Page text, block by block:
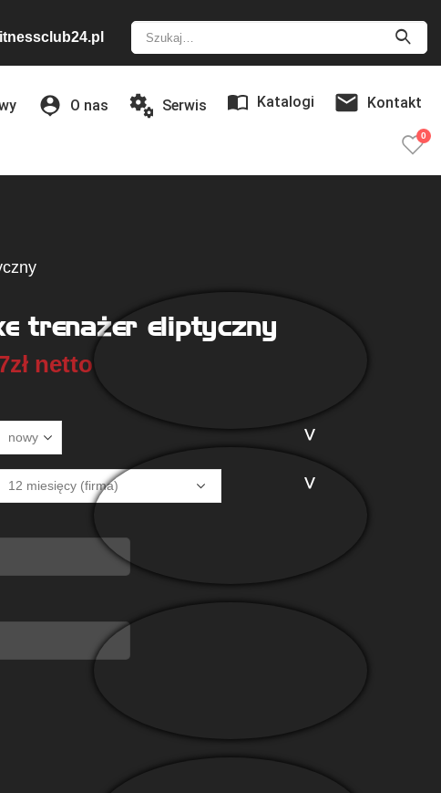
O nas Serwis Katalogi Kontakt
0
trenażer eliptyczny
zł netto